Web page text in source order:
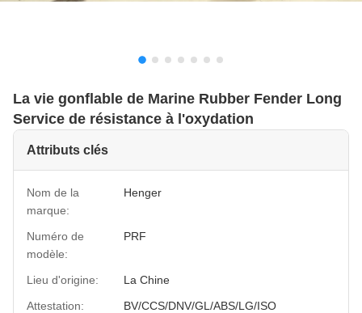
La vie gonflable de Marine Rubber Fender Long
Service de résistance à l'oxydation
Attributs clés
Nom de la
marque:
Henger
Numéro de
modèle:
PRF
Lieu d'origine:
La Chine
Attestation:
BV/CCS/DNV/GL/ABS/LG/ISO